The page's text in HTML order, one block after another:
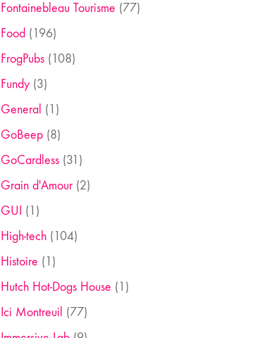
Fontainebleau Tourisme (77)
Food (196)
FrogPubs(108)
Fundy(3)
General (1)
GoBeep(8)
GoCardless(31)
Grain d'Amour(2)
GUI (1)
High-tech(104)
Histoire (1)
Hutch Hot-Dogs House (1)
Ici Montreuil (77)